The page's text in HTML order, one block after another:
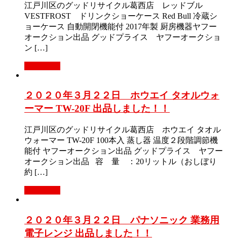
江戸川区のグッドリサイクル葛西店 レッドブル
VESTFROST ドリンクショーケース Red Bull 冷蔵シ
ョーケース 自動開閉機能付 2017年製 厨房機器ヤフー
オークション出品 グッドプライス ヤフーオークショ
ン […]
２０２０年３月２２日 ホウエイ タオルウォ
ーマー TW-20F 出品しました！！
江戸川区のグッドリサイクル葛西店 ホウエイ タオル
ウォーマー TW-20F 100本入 蒸し器 温度２段階調節機
能付 ヤフーオークション出品 グッドプライス ヤフー
オークション出品 容 量 ：20リットル（おしぼり
約 […]
２０２０年３月２２日 パナソニック 業務用
電子レンジ 出品しました！！